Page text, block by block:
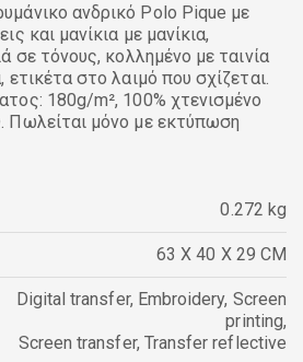
ανδρικό Polo Pique με
και μανίκια με μανίκια,
σε τόνους, κολλημένο με ταινία
στο λαιμό που σχίζεται.
180g/m², 100% χτενισμένο
Πωλείται μόνο με εκτύπωση
0.272 kg
63 X 40 X 29 CM
Digital transfer, Embroidery, Screen
printing,
Screen transfer, Transfer reflective